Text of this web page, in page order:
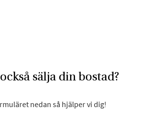
sälja din bostad?
nedan så hjälper vi dig!